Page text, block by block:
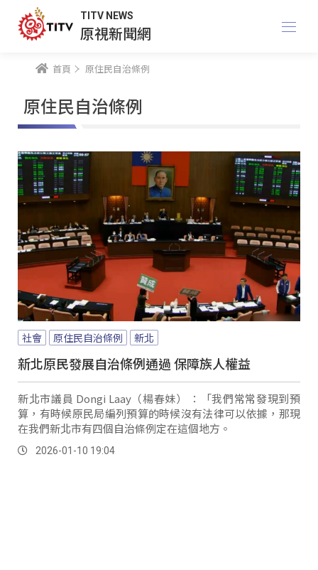
TITV NEWS
原視新聞網
首頁 原住民自治條例
原住民自治條例
社會 原住民自治條例 新北
新北原民發展自治條例通過 保障族人權益
新北市議員 Dongi Laay（楊春妹） ：「我們常常發現到預
算，有時候原民局編列預算的時候沒有法律可以依據，那現
在我們新北市有四個自治條例定在這個地方。
2026-01-10 19:04